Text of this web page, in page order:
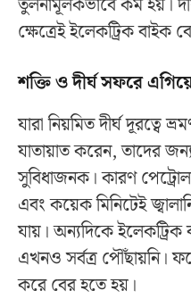
ক্ষেত্রেই ইলেকট্রিক বাইক
শক্তি ও দীর্ঘ সফরে
যারা নিয়মিত দীর্ঘ দূরত্বে
যাতায়াত করেন, তাদের
সুবিধাজনক। কারণ
এবং কয়েক মিনিটেই
যায়। অন্যদিকে ইলেকট্রিক
এখনও সর্বত্র পৌঁছায়নি।
করে বের হতে হয়।